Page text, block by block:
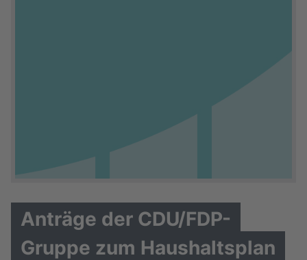
Anträge der CDU/FDP-
Gruppe zum Haushaltsplan